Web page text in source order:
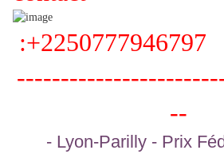
:+2250777946797
--
- Lyon-Parilly - Prix